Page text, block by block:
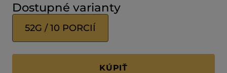
Dostupné varianty
52G / 10 PORCIÍ
KÚPIŤ